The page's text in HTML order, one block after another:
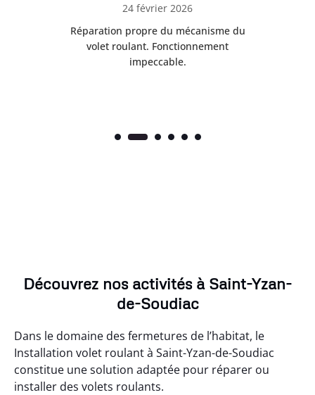
03 mars 2026
Déblocage rapide d’un volet roulant
coincé. Très bon résultat.
Découvrez nos activités à Saint-Yzan-
de-Soudiac
Dans le domaine des fermetures de l’habitat, le
Installation volet roulant à Saint-Yzan-de-Soudiac
constitue une solution adaptée pour réparer ou
installer des volets roulants.